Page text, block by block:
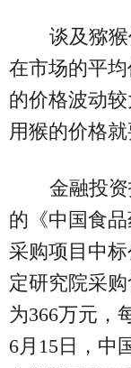
谈及猕
在市场的平
的价格波动
用猴的价格就
金融投
的《中国食
采购项目中
定研究院采
为366万元，
6月15日，中